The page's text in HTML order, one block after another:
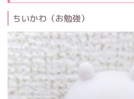
ちいかわ（お勉強）